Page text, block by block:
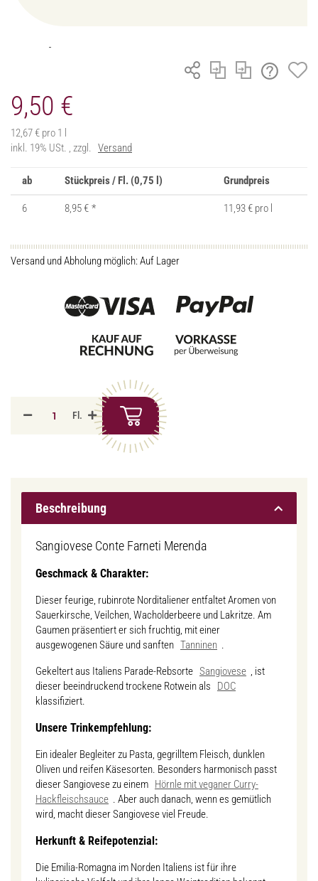
9,50 €
12,67 € pro 1 l
inkl. 19% USt. , zzgl. Versand
ab Stückpreis / Fl. (0,75 l) Grundpreis
6 8,95 € * 11,93 € pro l
Versand und Abholung möglich: Auf Lager
Fl.
Beschreibung
Sangiovese Conte Farneti Merenda
Geschmack & Charakter:
Dieser feurige, rubinrote Norditaliener entfaltet Aromen von
Sauerkirsche, Veilchen, Wacholderbeere und Lakritze. Am
Gaumen präsentiert er sich fruchtig, mit einer
ausgewogenen Säure und sanften Tanninen .
Gekeltert aus Italiens Parade-Rebsorte Sangiovese , ist
dieser beeindruckend trockene Rotwein als
DOC
klassifiziert.
Unsere Trinkempfehlung:
Ein idealer Begleiter zu Pasta, gegrilltem Fleisch, dunklen
Oliven und reifen Käsesorten. Besonders harmonisch passt
dieser Sangiovese zu einem Hörnle mit veganer Curry-
Hackfleischsauce . Aber auch danach, wenn es gemütlich
wird, macht dieser Sangiovese viel Freude.
Herkunft & Reifepotenzial:
Die Emilia-Romagna im Norden Italiens ist für ihre